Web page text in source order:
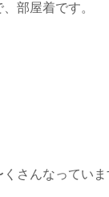
部屋着です。
さんなってい